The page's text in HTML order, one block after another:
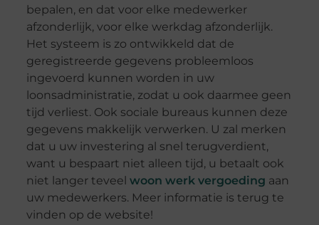
bepalen, en dat voor elke medewerker
afzonderlijk, voor elke werkdag afzonderlijk.
Het systeem is zo ontwikkeld dat de
geregistreerde gegevens probleemloos
ingevoerd kunnen worden in uw
loonsadministratie, zodat u ook daarmee geen
tijd verliest. Ook sociale bureaus kunnen deze
gegevens makkelijk verwerken. U zal merken
dat u uw investering al snel terugverdient,
want u bespaart niet alleen tijd, u betaalt ook
niet langer teveel woon werk vergoeding aan
uw medewerkers. Meer informatie is terug te
vinden op de website!